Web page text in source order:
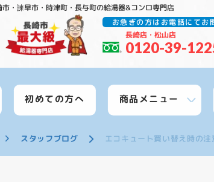
・諫早市・時津町・長与町の給湯器&コンロ専門店
お急ぎの方はお電話にて
長崎店・松山店
0120-39-
初めての方へ 商品メニュー
スタッフブログ エコキュート買い替え時の注